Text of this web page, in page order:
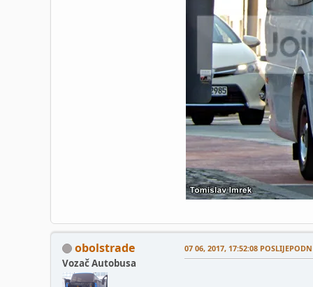
obolstrade
Vozač Autobusa
07 06, 2017, 17:52:08